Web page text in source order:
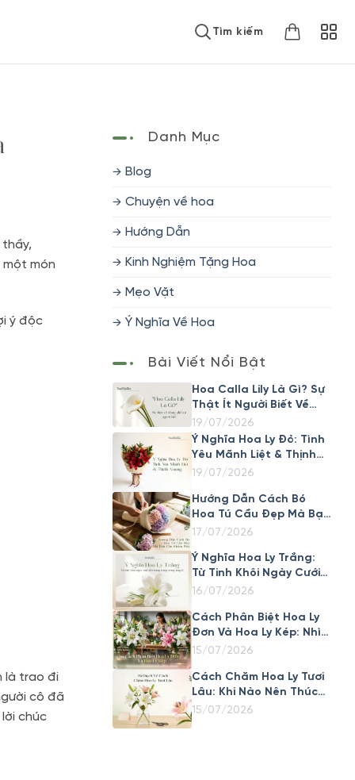
Tìm kiếm
món
ý độc
là trao đi
cô đã
chúc
Danh Mục
Blog
Chuyện về hoa
Hướng Dẫn
Kinh Nghiệm Tặng Hoa
Mẹo Vặt
Ý Nghĩa Về Hoa
Bài Viết Nổi Bật
Hoa Calla Lily Là Gì? Sự
Thật Ít Người Biết Về
Loài Hoa Đẹp Này
19/07/2026
Ý Nghĩa Hoa Ly Đỏ: Tình
Yêu Mãnh Liệt & Thịnh
Vượng
19/07/2026
Hướng Dẫn Cách Bó
Hoa Tú Cầu Đẹp Mà Bạn
Cần Khám Phá
17/07/2026
Ý Nghĩa Hoa Ly Trắng:
Từ Tinh Khôi Ngày Cưới
Đến Trang Trọng Trong
16/07/2026
Cách Phân Biệt Hoa Ly
Đơn Và Hoa Ly Kép: Nhìn
Cánh Là Biết Ngay
15/07/2026
Cách Chăm Hoa Ly Tươi
Lâu: Khi Nào Nên Thúc
Nở Nhanh, Khi Nào Nên
15/07/2026